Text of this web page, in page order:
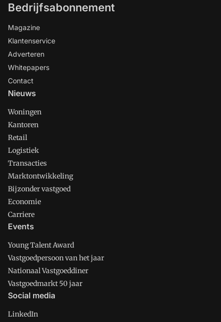
Bedrijfsabonnement
Magazine
Klantenservice
Adverteren
Whitepapers
Contact
Nieuws
Woningen
Kantoren
Retail
Logistiek
Transacties
Marktontwikkeling
Bijzonder vastgoed
Economie
Carriere
Events
Young Talent Award
Vastgoedpersoon van het jaar
Nationaal Vastgoeddiner
Vastgoedmarkt 50 jaar
Social media
LinkedIn